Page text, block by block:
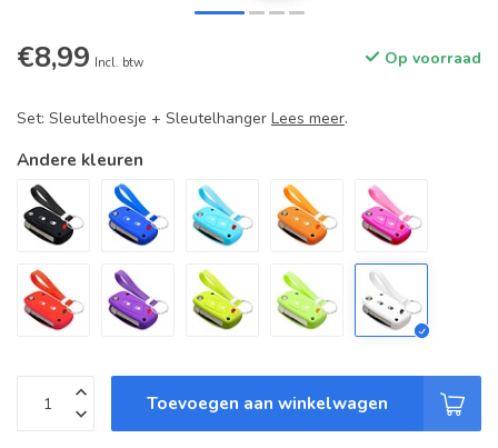
€8,99 Incl. btw Op voorraad
Set: Sleutelhoesje + Sleutelhanger Lees meer.
Andere kleuren
Toevoegen aan winkelwagen